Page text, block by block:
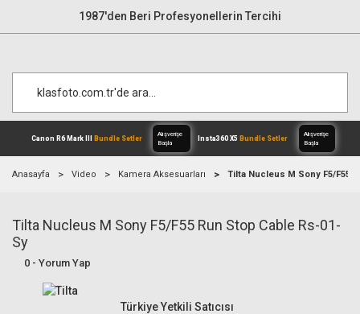
1987'den Beri Profesyonellerin Tercihi
Canon R6 Mark IIIBundle Setler
Alışverişe
Anasayfa Video Kamera Aksesuarları Tilta Nucleus M Sony F5/F55
Tilta Nucleus M Sony F5/F55 Run Stop Cable Rs-01-
Sy
0 - Yorum Yap
Türkiye Yetkili Satıcısı